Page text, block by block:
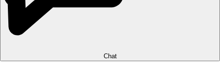
Chat